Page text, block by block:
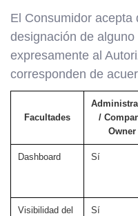
El Consumidor acepta
designación de
expresamente al
corresponden de
Facultades
/
Owner
Dashboard Sí
Visibilidad del
Sí